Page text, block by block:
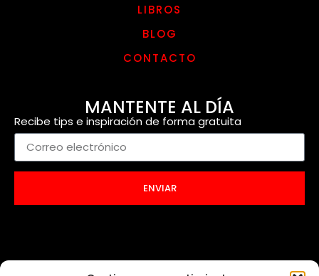
LIBROS
BLOG
CONTACTO
MANTENTE AL DÍA
Recibe tips e inspiración de forma gratuita
ENVIAR